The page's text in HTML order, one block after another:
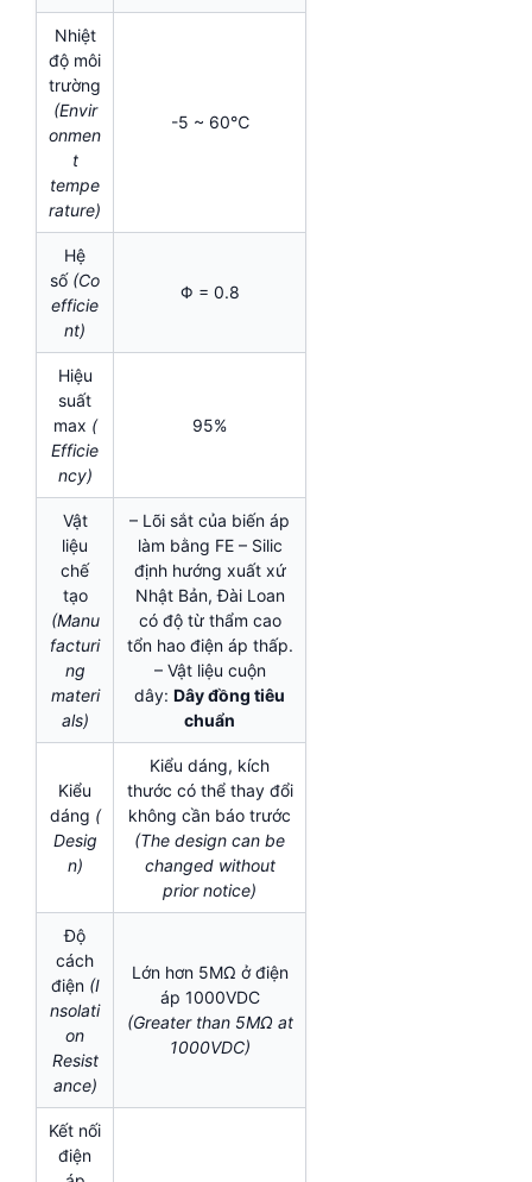
Nhiệt
độ môi
trường
(Envir
onmen
t
tempe
rature)
-5 ~ 60℃
Hệ
số (Co
efficie
nt)
Φ = 0.8
Hiệu
suất
max (
Efficie
ncy)
95%
Vật
liệu
chế
tạo
(Manu
facturi
ng
materi
als)
– Lõi sắt của biến áp
làm bằng FE – Silic
định hướng xuất xứ
Nhật Bản, Đài Loan
có độ từ thẩm cao
tổn hao điện áp thấp.
– Vật liệu cuộn
dây: Dây đồng tiêu
chuẩn
Kiểu
dáng (
Desig
n)
Kiểu dáng, kích
thước có thể thay đổi
không cần báo trước
(The design can be
changed without
prior notice)
Độ
cách
điện (I
nsolati
on
Resist
ance)
Lớn hơn 5MΩ ở điện
áp 1000VDC
(Greater than 5MΩ at
1000VDC)
Kết nối
điện